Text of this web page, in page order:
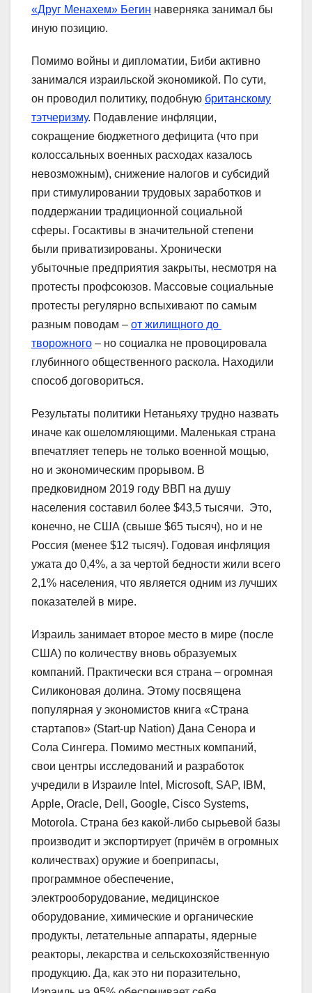
«Друг Менахем» Бегин наверняка занимал бы
иную позицию.
Помимо войны и дипломатии, Биби активно
занимался израильской экономикой. По сути,
он проводил политику, подобную британскому
тэтчеризму. Подавление инфляции,
сокращение бюджетного дефицита (что при
колоссальных военных расходах казалось
невозможным), снижение налогов и субсидий
при стимулировании трудовых заработков и
поддержании традиционной социальной
сферы. Госактивы в значительной степени
были приватизированы. Хронически
убыточные предприятия закрыты, несмотря на
протесты профсоюзов. Массовые социальные
протесты регулярно вспыхивают по самым
разным поводам – от жилищного до
творожного – но социалка не провоцировала
глубинного общественного раскола. Находили
способ договориться.
Результаты политики Нетаньяху трудно назвать
иначе как ошеломляющими. Маленькая страна
впечатляет теперь не только военной мощью,
но и экономическим прорывом. В
предковидном 2019 году ВВП на душу
населения составил более $43,5 тысячи. Это,
конечно, не США (свыше $65 тысяч), но и не
Россия (менее $12 тысяч). Годовая инфляция
ужата до 0,4%, а за чертой бедности жили всего
2,1% населения, что является одним из лучших
показателей в мире.
Израиль занимает второе место в мире (после
США) по количеству вновь образуемых
компаний. Практически вся страна – огромная
Силиконовая долина. Этому посвящена
популярная у экономистов книга «Страна
стартапов» (Start-up Nation) Дана Сенора и
Сола Сингера. Помимо местных компаний,
свои центры исследований и разработок
учредили в Израиле Intel, Microsoft, SAP, IBM,
Apple, Oracle, Dell, Google, Cisco Systems,
Motorola. Страна без какой-либо сырьевой базы
производит и экспортирует (причём в огромных
количествах) оружие и боеприпасы,
программное обеспечение,
электрооборудование, медицинское
оборудование, химические и органические
продукты, летательные аппараты, ядерные
реакторы, лекарства и сельскохозяйственную
продукцию. Да, как это ни поразительно,